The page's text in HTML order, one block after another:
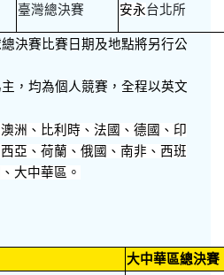
臺灣總決賽 安永台北所
決賽比賽日期及地點將另行公
，均為個人競賽，全程以英文
洲、比利時、法國、德國、印
亞、荷蘭、俄國、南非、西班
大中華區。
大中華區總決賽